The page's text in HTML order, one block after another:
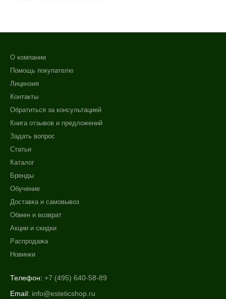
О компании
Помощь покупателю
Лицензия
Контакты
Обратиться за консультацией
Книга отзывов и предложений
Задать вопрос
Статьи
Каталог
Бренды
Обучение
Доставка и самовывоз
Обмен и возврат
Акции и скидки
Распродажа
Новинки
Телефон: +7 (495) 640-58-89
Email: info@esteticshop.ru